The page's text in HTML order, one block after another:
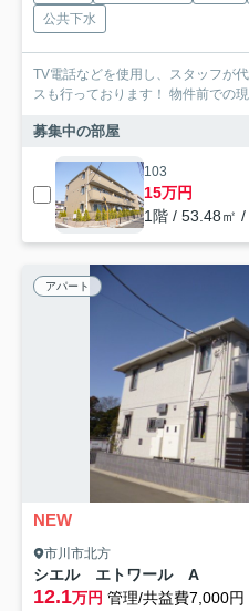
公共下水
TV電話などを使用し、スタッフが
スも行っております！ 物件前での
募集中の部屋
103
15万円
1階 / 53.48㎡
アパート
NEW
市川市北方
シエル エトワール A
12.1万円 管理/共益費7,000円